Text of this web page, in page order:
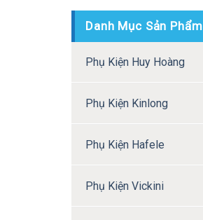
Danh Mục Sản Phẩm
Phụ Kiện Huy Hoàng
Phụ Kiện Kinlong
Phụ Kiện Hafele
Phụ Kiện Vickini